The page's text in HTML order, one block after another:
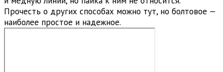
Прочесть о других способах можно тут, но болтовое —
наиболее простое и надежное.